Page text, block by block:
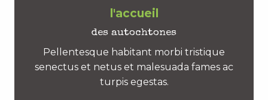
l'accueil
des autochtones
Pellentesque habitant morbi tristique
senectus et netus et malesuada fames ac
turpis egestas.